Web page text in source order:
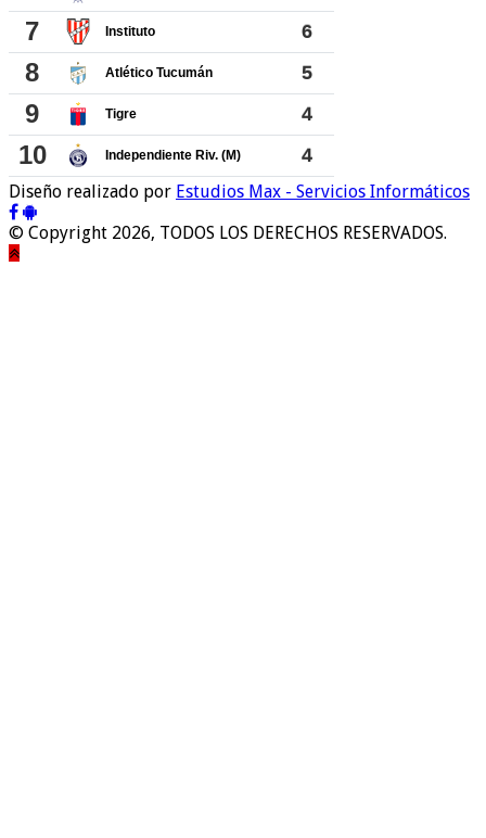
Diseño realizado por Estudios Max - Servicios Informáticos
© Copyright 2026, TODOS LOS DERECHOS RESERVADOS.